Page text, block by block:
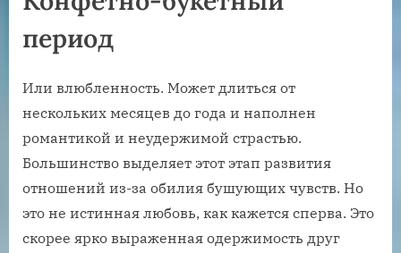
период
Или влюбленность. Может длиться от
нескольких месяцев до года и наполнен
романтикой и неудержимой страстью.
Большинство выделяет этот этап развития
отношений из-за обилия бушующих чувств. Но
это не истинная любовь, как кажется сперва. Это
скорее ярко выраженная одержимость друг